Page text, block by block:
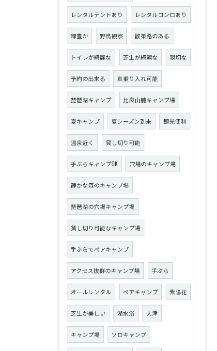
レンタルテントあり レンタルコンロあり
緑豊か 野鳥観察 散策路のある
トイレが綺麗な 芝生が綺麗な 親切な
予約の出来る 車乗り入れ可能
琵琶湖キャンプ 比良山麓キャンプ場
夏キャンプ 夏シーズン到来 観光便利
温泉近く 貸し切り可能
手ぶらキャンプOK 穴場のキャンプ場
静かな森のキャンプ場
琵琶湖の穴場キャンプ場
貸し切り可能なキャンプ場
手ぶらでペアキャンプ
アクセス抜群のキャンプ場 手ぶら
オールレンタル ペアキャンプ 紫陽花
芝生が美しい 湖水浴 大津
キャンプ場 ソロキャンプ